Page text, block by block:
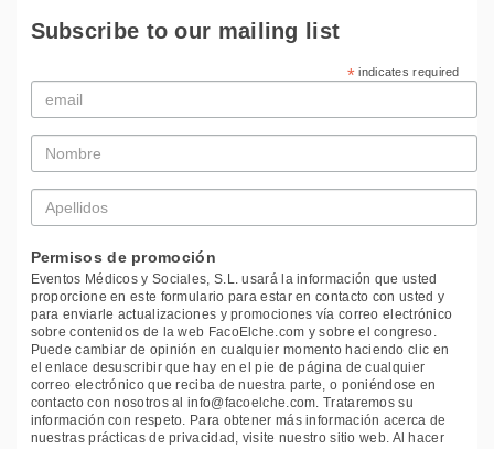
Subscribe to our mailing list
* indicates required
Email
*
Nombre
*
Apellidos
*
Permisos de promoción
Eventos Médicos y Sociales, S.L. usará la información que usted
proporcione en este formulario para estar en contacto con usted y
para enviarle actualizaciones y promociones vía correo electrónico
sobre contenidos de la web FacoElche.com y sobre el congreso.
Puede cambiar de opinión en cualquier momento haciendo clic en
el enlace desuscribir que hay en el pie de página de cualquier
correo electrónico que reciba de nuestra parte, o poniéndose en
contacto con nosotros al info@facoelche.com. Trataremos su
información con respeto. Para obtener más información acerca de
nuestras prácticas de privacidad, visite nuestro sitio web. Al hacer